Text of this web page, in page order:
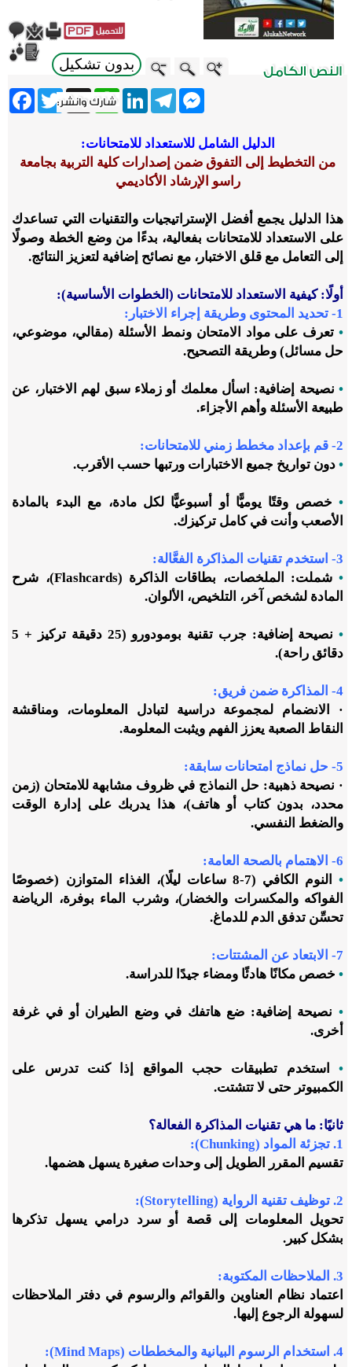
بدون تشكيل
Twitter X
WhatsApp
LinkedInTelegram
Messenger
الدليل الشامل للاستعداد للامتحانات:
من التخطيط إلى التفوق ضمن إصدارات كلية التربية بجامعة
راسو الإرشاد الأكاديمي
هذا الدليل يجمع أفضل الإستراتيجيات والتقنيات التي تساعدك
على الاستعداد للامتحانات بفعالية، بدءًا من وضع الخطة وصولًا
إلى التعامل مع قلق الاختبار، مع نصائح إضافية لتعزيز النتائج.
أولًا: كيفية الاستعداد للامتحانات (الخطوات الأساسية):
1- تحديد المحتوى وطريقة إجراء الاختبار:
• تعرف على مواد الامتحان ونمط الأسئلة (مقالي، موضوعي،
حل مسائل) وطريقة التصحيح.
• نصيحة إضافية: اسأل معلمك أو زملاء سبق لهم الاختبار، عن
طبيعة الأسئلة وأهم الأجزاء.
2- قم بإعداد مخطط زمني للامتحانات:
• دون تواريخ جميع الاختبارات ورتبها حسب الأقرب.
• خصص وقتًا يوميًّا أو أسبوعيًّا لكل مادة، مع البدء بالمادة
الأصعب وأنت في كامل تركيزك.
3- استخدم تقنيات المذاكرة الفعَّالة:
•
شملت: الملخصات، بطاقات الذاكرة (Flashcards)، شرح
المادة لشخص آخر، التلخيص، الألوان.
•
نصيحة إضافية: جرب تقنية بومودورو (25 دقيقة تركيز + 5
دقائق راحة).
4- المذاكرة ضمن فريق:
· الانضمام لمجموعة دراسية لتبادل المعلومات، ومناقشة
النقاط الصعبة يعزز الفهم ويثبت المعلومة.
5- حل نماذج امتحانات سابقة:
· نصيحة ذهبية: حل النماذج في ظروف مشابهة للامتحان (زمن
محدد، بدون كتاب أو هاتف)، هذا يدربك على إدارة الوقت
والضغط النفسي.
6- الاهتمام بالصحة العامة:
•
النوم الكافي (7-8 ساعات ليلًا)، الغذاء المتوازن (خصوصًا
الفواكه والمكسرات والخضار)، وشرب الماء بوفرة، الرياضة
تحسِّن تدفق الدم للدماغ.
7- الابتعاد عن المشتتات:
• خصص مكانًا هادئًا ومضاء جيدًا للدراسة.
• نصيحة إضافية: ضع هاتفك في وضع الطيران أو في غرفة
أخرى.
• استخدم تطبيقات حجب المواقع إذا كنت تدرس على
الكمبيوتر حتى لا تتشتت.
ثانيًا: ما هي تقنيات المذاكرة الفعالة؟
1. تجزئة المواد (
Chunking
):
تقسيم المقرر الطويل إلى وحدات صغيرة يسهل هضمها.
2. توظيف تقنية الرواية ( Storytelling
):
تحويل المعلومات إلى قصة أو سرد درامي يسهل تذكرها
بشكل كبير.
3. الملاحظات المكتوبة:
اعتماد نظام العناوين والقوائم والرسوم في دفتر الملاحظات
لسهولة الرجوع إليها.
4. استخدام الرسوم البيانية والمخططات ( Mind Maps
):